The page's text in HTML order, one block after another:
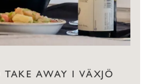
TAKE AWAY I VÄXJÖ